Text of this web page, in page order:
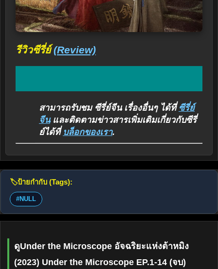
รีวิวซีรี่ย์(Review)
สามารถรับชม ซีรี่ย์จีน เรื่องอื่นๆ ได้ที่ ซีรี่ย์
จีนและติดตามข่าวสารเพิ่มเติมเกี่ยวกับซีรี่
ย์ได้ที่ บล็อกของเรา.
🏷️ป้ายกำกับ (Tags):
#NULL
ดูUnder the Microscope อัจฉริยะแห่งต้าหมิง
(2023) Under the Microscope EP.1-14 (จบ)